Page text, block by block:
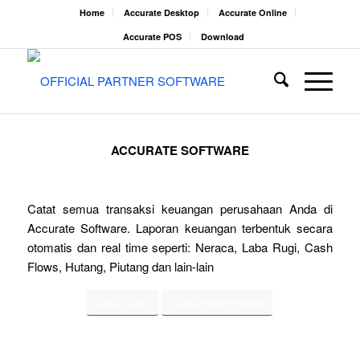
Home Accurate Desktop
Accurate Online
Accurate POS
Download
ACCURATE SOFTWARE
Catat semua transaksi keuangan perusahaan Anda di
Accurate Software. Laporan keuangan terbentuk secara
otomatis dan real time seperti: Neraca, Laba Rugi, Cash
Flows, Hutang, Piutang dan lain-lain